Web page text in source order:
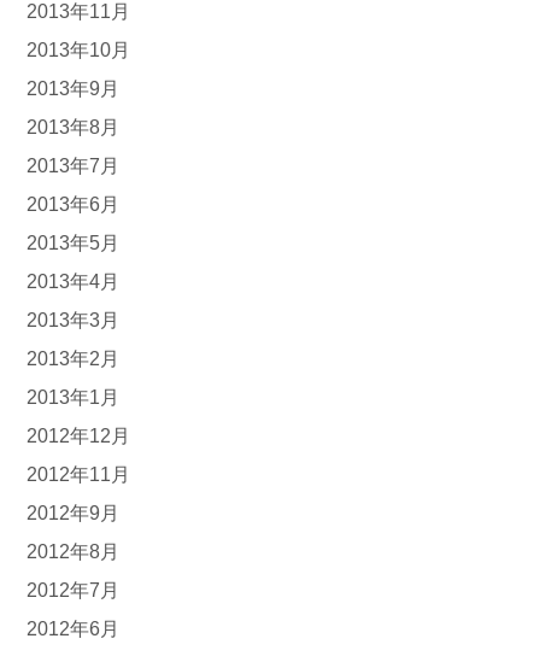
2013年11月
2013年10月
2013年9月
2013年8月
2013年7月
2013年6月
2013年5月
2013年4月
2013年3月
2013年2月
2013年1月
2012年12月
2012年11月
2012年9月
2012年8月
2012年7月
2012年6月